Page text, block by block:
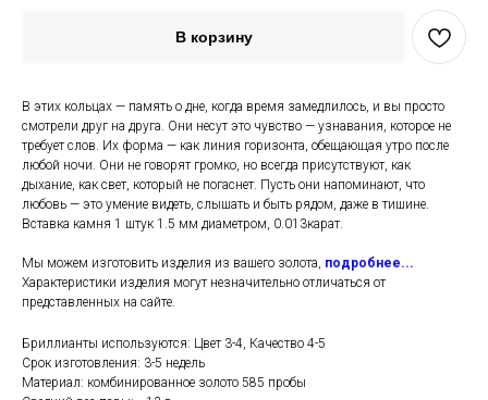
В корзину
В этих кольцах — память о дне, когда время замедлилось, и вы просто
смотрели друг на друга. Они несут это чувство — узнавания, которое не
требует слов. Их форма — как линия горизонта, обещающая утро после
любой ночи. Они не говорят громко, но всегда присутствуют, как
дыхание, как свет, который не погаснет. Пусть они напоминают, что
любовь — это умение видеть, слышать и быть рядом, даже в тишине.
Вставка камня 1 штук 1.5 мм диаметром, 0.013карат.
Мы можем изготовить изделия из вашего золота, подробнее...
Характеристики изделия могут незначительно отличаться от
представленных на сайте.
Бриллианты используются: Цвет 3-4, Качество 4-5
Срок изготовления: 3-5 недель
Материал: комбинированное золото 585 пробы